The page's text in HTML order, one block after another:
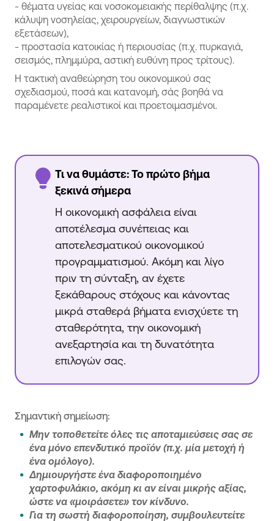
- θέματα υγείας και νοσοκομειακής περίθαλψης (π.χ.
κάλυψη νοσηλείας, χειρουργείων, διαγνωστικών
εξετάσεων),
- προστασία κατοικίας ή περιουσίας (π.χ. πυρκαγιά,
σεισμός, πλημμύρα, αστική ευθύνη προς τρίτους).
Η τακτική αναθεώρηση του οικονομικού σας
σχεδιασμού, ποσά και κατανομή, σάς βοηθά να
παραμένετε ρεαλιστικοί και προετοιμασμένοι.
Τι να θυμάστε: Το πρώτο βήμα
ξεκινά σήμερα
Η οικονομική ασφάλεια είναι
αποτέλεσμα συνέπειας και
αποτελεσματικού οικονομικού
προγραμματισμού. Ακόμη και λίγο
πριν τη σύνταξη, αν έχετε
ξεκάθαρους στόχους και κάνοντας
μικρά σταθερά βήματα ενισχύετε τη
σταθερότητα, την οικονομική
ανεξαρτησία και τη δυνατότητα
επιλογών σας.
Σημαντική σημείωση:
Μην τοποθετείτε όλες τις αποταμιεύσεις σας σε
ένα μόνο επενδυτικό προϊόν (π.χ. μία μετοχή ή
ένα ομόλογο).
Δημιουργήστε ένα διαφοροποιημένο
χαρτοφυλάκιο, ακόμη κι αν είναι μικρής αξίας,
ώστε να «μοιράσετε» τον κίνδυνο.
Για τη σωστή διαφοροποίηση, συμβουλευτείτε